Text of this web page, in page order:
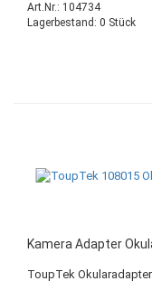
Art.Nr.: 104734
Lagerbestand: 0 Stück
Kamera Adapter
ToupTek